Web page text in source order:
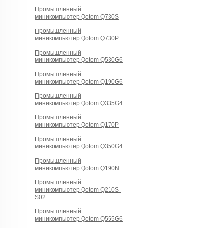
Промышленный
миникомпьютер Qotom Q730S
Промышленный
миникомпьютер Qotom Q730P
Промышленный
миникомпьютер Qotom Q530G6
Промышленный
миникомпьютер Qotom Q190G6
Промышленный
миникомпьютер Qotom Q335G4
Промышленный
миникомпьютер Qotom Q170P
Промышленный
миникомпьютер Qotom Q350G4
Промышленный
миникомпьютер Qotom Q190N
Промышленный
миникомпьютер Qotom Q210S-
S02
Промышленный
миникомпьютер Qotom Q555G6